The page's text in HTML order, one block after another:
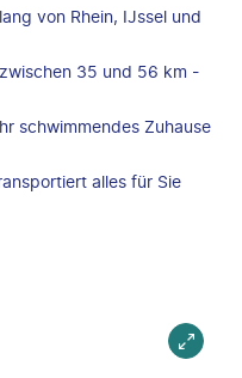
von Rhein, IJssel und
35 und 56 km -
schwimmendes Zuhause
alles für Sie